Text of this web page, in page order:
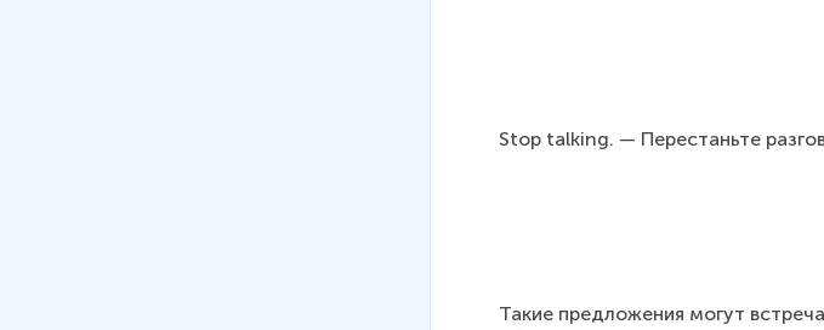
Stop talking. — Перестаньте
Такие предложения могут